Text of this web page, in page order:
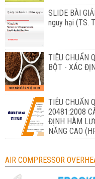
SLIDE BÀI
nguy hại (TS.
TIÊU CHUẨN
BỘT - XÁC
TIÊU CHUẨN
20481:2008
ĐỊNH HÀM
NĂNG CAO
AIR COMPRESSOR